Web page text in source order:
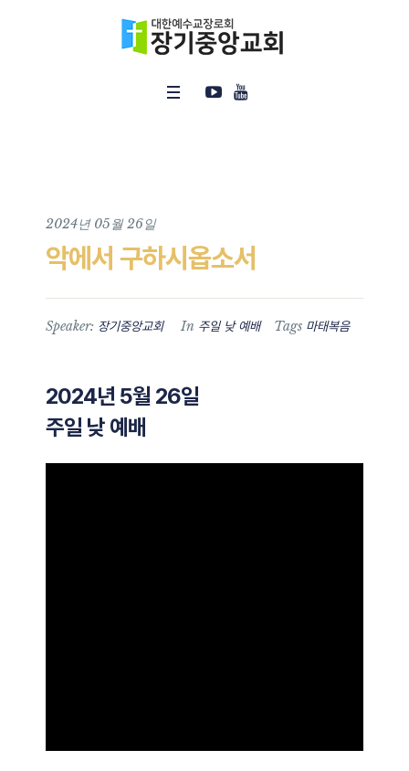
2024년 05월 26일
악에서 구하시옵소서
Speaker: 장기중앙교회 In 주일 낮 예배 Tags 마태복음
2024년 5월 26일
주일 낮 예배